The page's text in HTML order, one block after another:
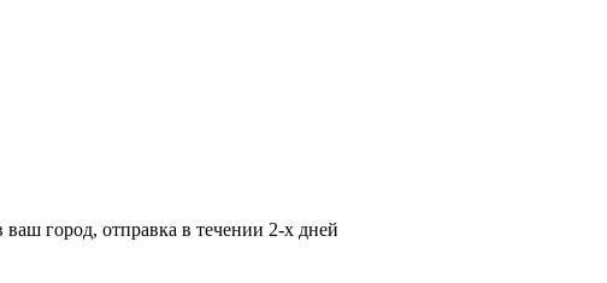
город, отправка в течении 2-х дней